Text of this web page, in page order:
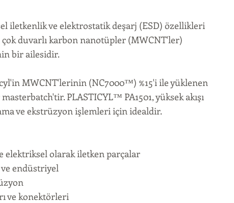
iletkenlik ve elektrostatik deşarj (ESD) özellikleri
duvarlı karbon nanotüpler (MWCNT'ler)
bir ailesidir.
MWCNT'lerinin (NC7000™) %15'i ile yüklenen
PLASTICYL™ PA1501, yüksek akışı
ve ekstrüzyon işlemleri için idealdir.
elektriksel olarak iletken parçalar
endüstriyel
ve konektörleri